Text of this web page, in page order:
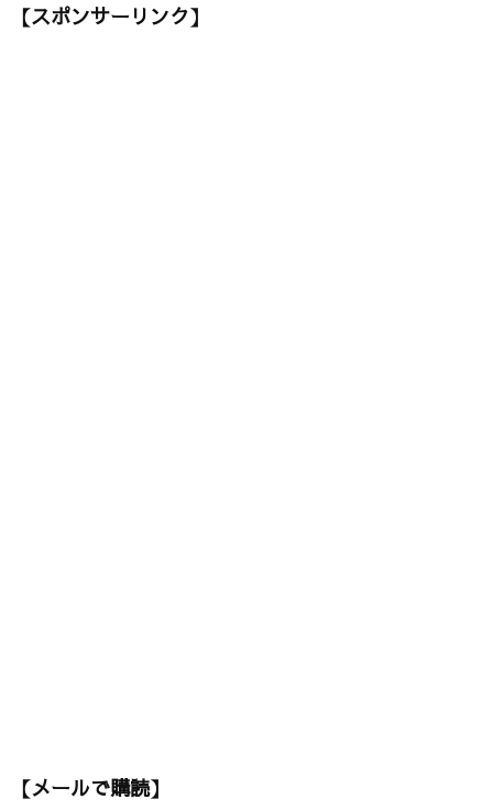
【スポンサーリンク】
【メールで購読】